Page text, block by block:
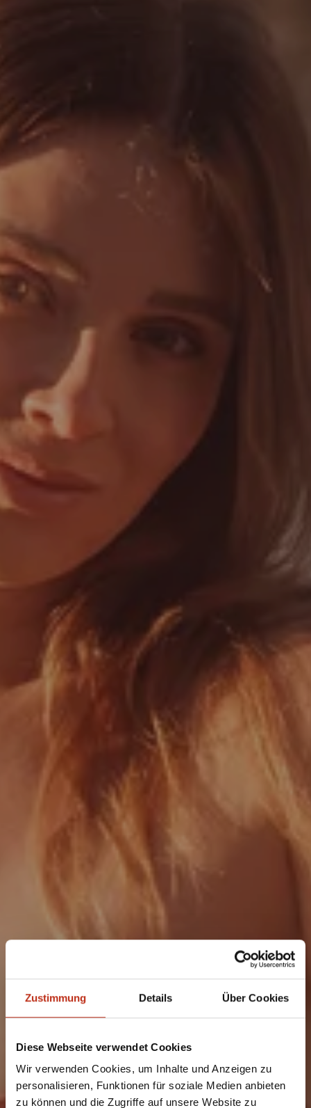
Zustimmung Details Über Cookies
Diese Webseite verwendet Cookies
Wir verwenden Cookies, um Inhalte und Anzeigen zu
personalisieren, Funktionen für soziale Medien anbieten
zu können und die Zugriffe auf unsere Website zu